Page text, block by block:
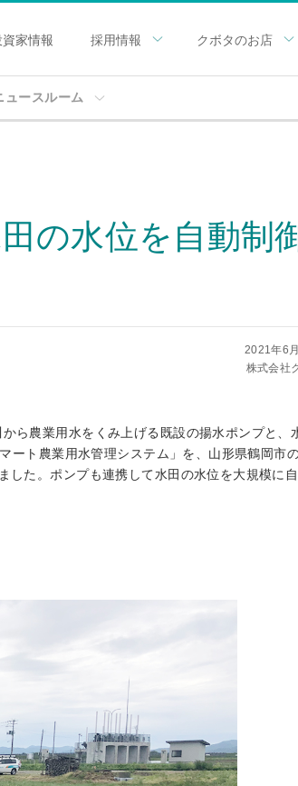
資家情報 採用情報 クボタのお店
ュースルーム
の水位を自動制
2021年6
株式会社
ら農業用水をくみ上げる既設の揚水ポンプと、
ート農業用水管理システム」を、山形県鶴岡市
した。ポンプも連携して水田の水位を大規模に